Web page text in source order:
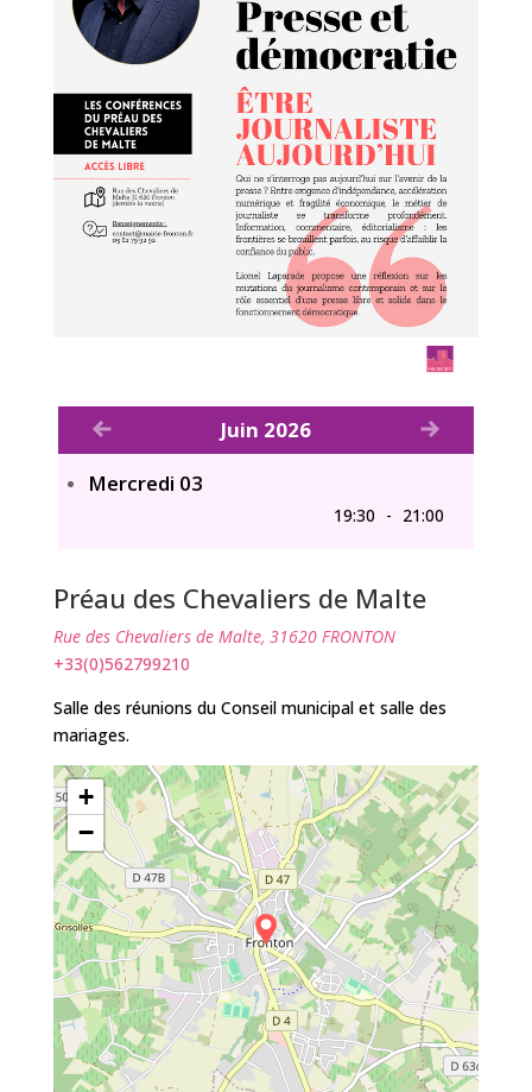
Voir le mois précédent
Juin 2026
Mercredi 03
19:30 - 21:00
Préau des Chevaliers de Malte
Rue des Chevaliers de Malte, 31620 FRONTON
+33(0)562799210
Salle des réunions du Conseil municipal et salle des
mariages.
+
−